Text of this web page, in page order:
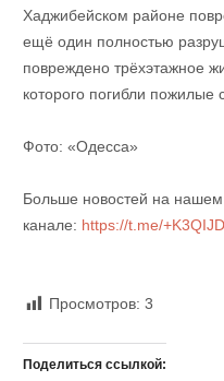
Хаджибейском районе
ещё один полностью
повреждено трёхэтажное
которого погибли пожилые
Фото: «Одесса»
Больше новостей на
канале: https://t.me/
Просмотров: 3
Поделиться ссылкой: